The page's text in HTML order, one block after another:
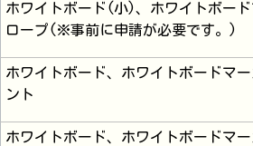
ホワイトボード(小)、ホワイトボー
ロープ(※事前に申請が必要です。)
ホワイトボード、ホワイトボードマ
ント
ホワイトボード、ホワイトボードマ